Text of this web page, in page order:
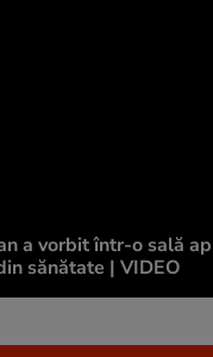
a vorbit într-o sală
sănătate | VIDEO